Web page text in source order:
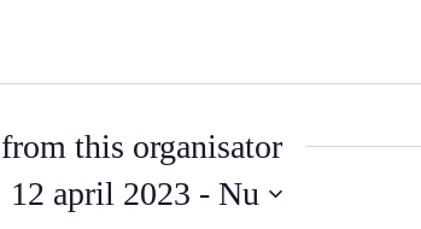
this organisator
12 april 2023 - Nu